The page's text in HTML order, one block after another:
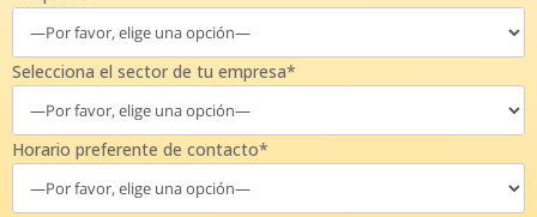
Selecciona el sector de tu empresa*
Horario preferente de contacto*